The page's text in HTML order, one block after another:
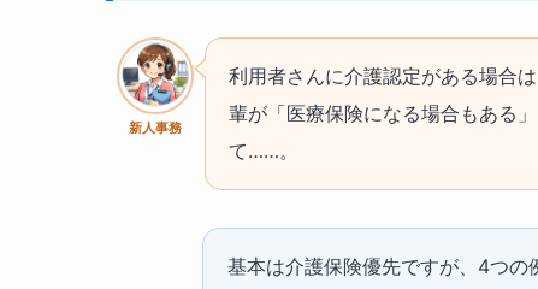
新人事務
利用者さんに介護認定がある場合
輩が「医療保険になる場合もある
て……。
基本は介護保険優先ですが、4つ